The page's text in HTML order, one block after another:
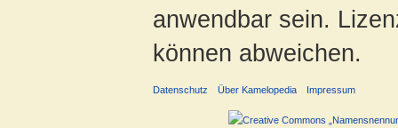
anwendbar sein.
können abweichen.
Datenschutz Über Kamelopedia Impressum